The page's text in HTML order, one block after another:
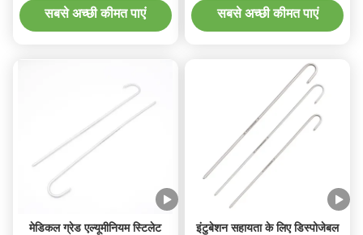
सबसे अच्छी कीमत पाएं सबसे अच्छी कीमत पाएं
मेडिकल ग्रेड एल्यूमीनियम स्टिलेट
इंटुबेशन सहायता के लिए डिस्पोजेबल